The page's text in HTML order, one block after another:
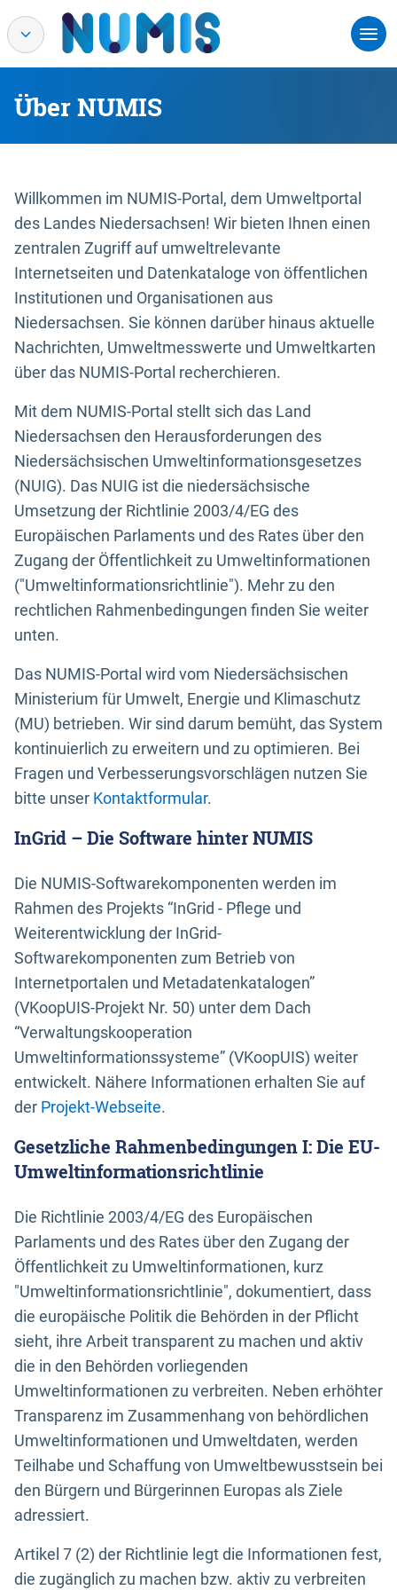
Über NUMIS
Willkommen im NUMIS-Portal, dem Umweltportal
des Landes Niedersachsen! Wir bieten Ihnen einen
zentralen Zugriff auf umweltrelevante
Internetseiten und Datenkataloge von öffentlichen
Institutionen und Organisationen aus
Niedersachsen. Sie können darüber hinaus aktuelle
Nachrichten, Umweltmesswerte und Umweltkarten
über das NUMIS-Portal recherchieren.
Mit dem NUMIS-Portal stellt sich das Land
Niedersachsen den Herausforderungen des
Niedersächsischen Umweltinformationsgesetzes
(NUIG). Das NUIG ist die niedersächsische
Umsetzung der Richtlinie 2003/4/EG des
Europäischen Parlaments und des Rates über den
Zugang der Öffentlichkeit zu Umweltinformationen
("Umweltinformationsrichtlinie"). Mehr zu den
rechtlichen Rahmenbedingungen finden Sie weiter
unten.
Das NUMIS-Portal wird vom Niedersächsischen
Ministerium für Umwelt, Energie und Klimaschutz
(MU) betrieben. Wir sind darum bemüht, das System
kontinuierlich zu erweitern und zu optimieren. Bei
Fragen und Verbesserungsvorschlägen nutzen Sie
bitte unser Kontaktformular.
InGrid – Die Software hinter NUMIS
Die NUMIS-Softwarekomponenten werden im
Rahmen des Projekts “InGrid - Pflege und
Weiterentwicklung der InGrid-
Softwarekomponenten zum Betrieb von
Internetportalen und Metadatenkatalogen”
(VKoopUIS-Projekt Nr. 50) unter dem Dach
“Verwaltungskooperation
Umweltinformationssysteme” (VKoopUIS) weiter
entwickelt. Nähere Informationen erhalten Sie auf
der Projekt-Webseite.
Gesetzliche Rahmenbedingungen I: Die EU-
Umweltinformationsrichtlinie
Die Richtlinie 2003/4/EG des Europäischen
Parlaments und des Rates über den Zugang der
Öffentlichkeit zu Umweltinformationen, kurz
"Umweltinformationsrichtlinie", dokumentiert, dass
die europäische Politik die Behörden in der Pflicht
sieht, ihre Arbeit transparent zu machen und aktiv
die in den Behörden vorliegenden
Umweltinformationen zu verbreiten. Neben erhöhter
Transparenz im Zusammenhang von behördlichen
Umweltinformationen und Umweltdaten, werden
Teilhabe und Schaffung von Umweltbewusstsein bei
den Bürgern und Bürgerinnen Europas als Ziele
adressiert.
Artikel 7 (2) der Richtlinie legt die Informationen fest,
die zugänglich zu machen bzw. aktiv zu verbreiten